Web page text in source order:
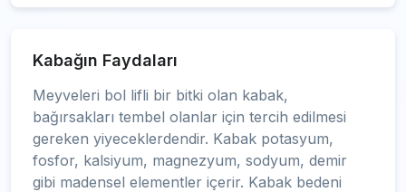
Kabağın Faydaları
Meyveleri bol lifli bir bitki olan kabak,
bağırsakları tembel olanlar için tercih edilmesi
gereken yiyeceklerdendir. Kabak potasyum,
fosfor, kalsiyum, magnezyum, sodyum, demir
gibi madensel elementler içerir. Kabak bedeni